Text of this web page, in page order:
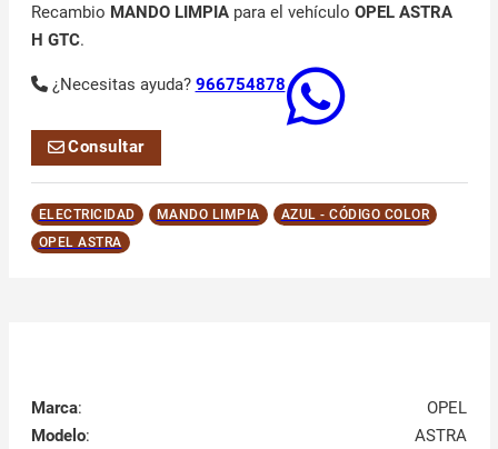
Recambio MANDO LIMPIApara el vehículo OPEL ASTRA
H GTC.
¿Necesitas ayuda? 966754878
Consultar
ELECTRICIDAD MANDO LIMPIA
AZUL - CÓDIGO COLOR
OPEL ASTRA
Marca:
OPEL
Modelo:
ASTRA